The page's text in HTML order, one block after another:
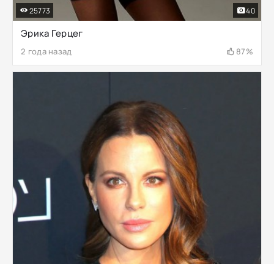
Эрика Герцег
2 года назад 87%
25773 40